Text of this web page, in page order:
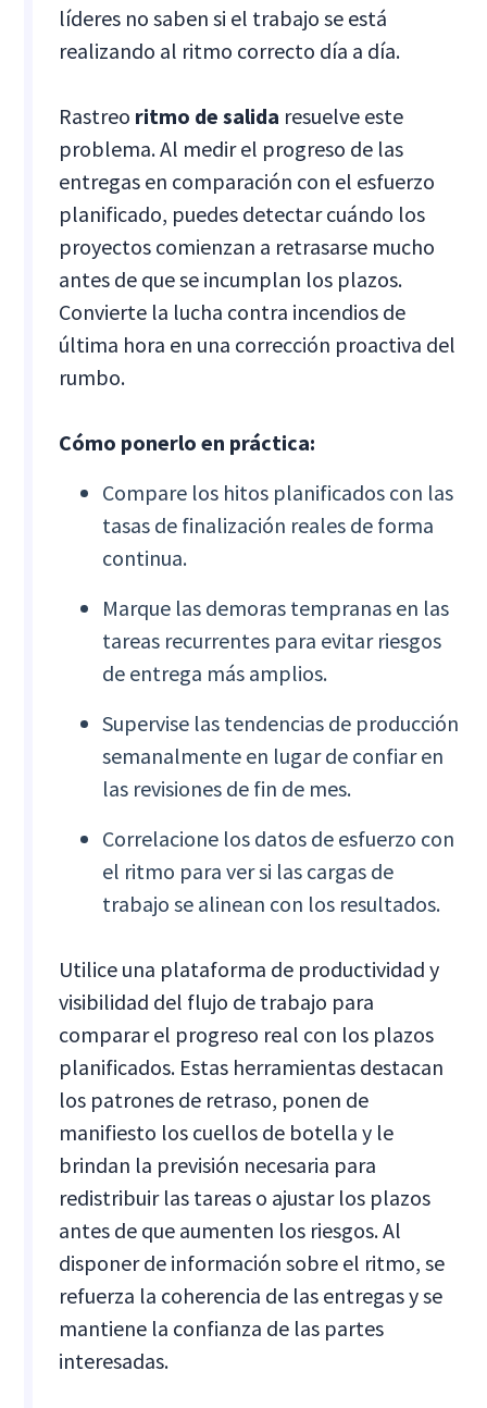
líderes no saben si el trabajo se está
realizando al ritmo correcto día a día.
Rastreo ritmo de salida resuelve este
problema. Al medir el progreso de las
entregas en comparación con el esfuerzo
planificado, puedes detectar cuándo los
proyectos comienzan a retrasarse mucho
antes de que se incumplan los plazos.
Convierte la lucha contra incendios de
última hora en una corrección proactiva del
rumbo.
Cómo ponerlo en práctica:
Compare los hitos planificados con las
tasas de finalización reales de forma
continua.
Marque las demoras tempranas en las
tareas recurrentes para evitar riesgos
de entrega más amplios.
Supervise las tendencias de producción
semanalmente en lugar de confiar en
las revisiones de fin de mes.
Correlacione los datos de esfuerzo con
el ritmo para ver si las cargas de
trabajo se alinean con los resultados.
Utilice una plataforma de productividad y
visibilidad del flujo de trabajo para
comparar el progreso real con los plazos
planificados. Estas herramientas destacan
los patrones de retraso, ponen de
manifiesto los cuellos de botella y le
brindan la previsión necesaria para
redistribuir las tareas o ajustar los plazos
antes de que aumenten los riesgos. Al
disponer de información sobre el ritmo, se
refuerza la coherencia de las entregas y se
mantiene la confianza de las partes
interesadas.